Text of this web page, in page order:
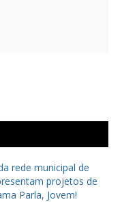
rede municipal de
projetos de
Parla, Jovem!